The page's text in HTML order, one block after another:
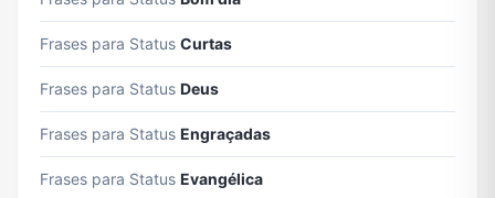
Frases para Status Curtas
Frases para Status Deus
Frases para Status Engraçadas
Frases para Status Evangélica